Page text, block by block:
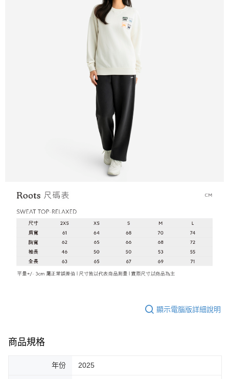
顯示電腦版詳細說明
商品規格
年份 2025